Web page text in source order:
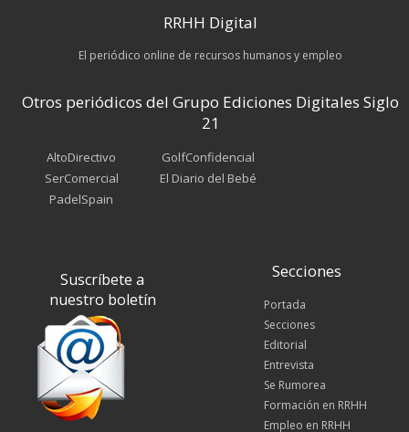
RRHH Digital
El periódico online de recursos humanos y empleo
Otros periódicos del Grupo Ediciones Digitales Siglo
21
AltoDirectivo
SerComercial
PadelSpain
GolfConfidencial
El Diario del Bebé
Suscríbete a
nuestro boletín
Secciones
Portada
Secciones
Editorial
Entrevista
Se Rumorea
Formación en RRHH
Empleo en RRHH